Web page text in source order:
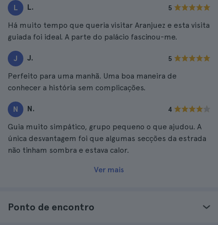
L L. 5
Há muito tempo que queria visitar Aranjuez e esta visita
guiada foi ideal. A parte do palácio fascinou-me.
J J. 5
Perfeito para uma manhã. Uma boa maneira de
conhecer a história sem complicações.
N N. 4
Guia muito simpático, grupo pequeno o que ajudou. A
única desvantagem foi que algumas secções da estrada
não tinham sombra e estava calor.
Ver mais
Ponto de encontro